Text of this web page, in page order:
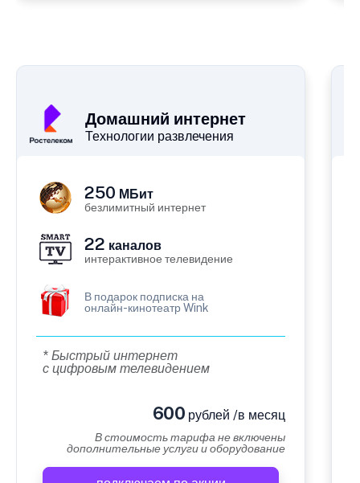
Домашний интернет
Технологии развлечения
250 МБит
безлимитный интернет
22 каналов
интерактивное телевидение
В подарок подписка на
онлайн-кинотеатр Wink
* Быстрый интернет
с цифровым телевидением
600 рублей /в месяц
В стоимость тарифа не включены
дополнительные услуги и оборудование